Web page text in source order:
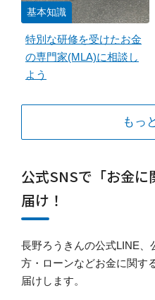
基本知識
特別な研修を受けたお金
の専門家(MLA)に相談し
よう
もっ
公式SNSで「お金
届け！
長野ろうきんの公式LINE、
方・ローンなどお金に関す
届けします。